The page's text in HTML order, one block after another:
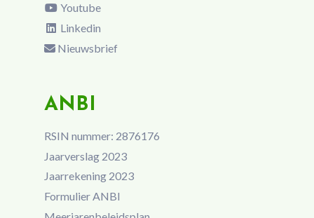
Youtube
Linkedin
Nieuwsbrief
ANBI
RSIN nummer: 2876176
Jaarverslag 2023
Jaarrekening 2023
Formulier ANBI